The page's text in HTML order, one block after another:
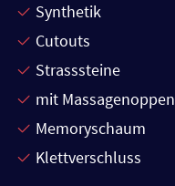
Synthetik
Cutouts
Strasssteine
mit Massagenoppen
Memoryschaum
Klettverschluss